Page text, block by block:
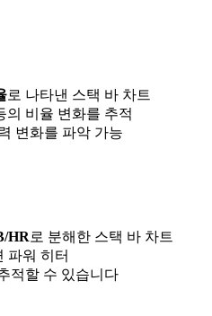
로 나타낸 스택 바 차트
의 비율 변화를 추적
변화를 파악 가능
HR로 분해한 스택 바 차트
파워 히터
적할 수 있습니다